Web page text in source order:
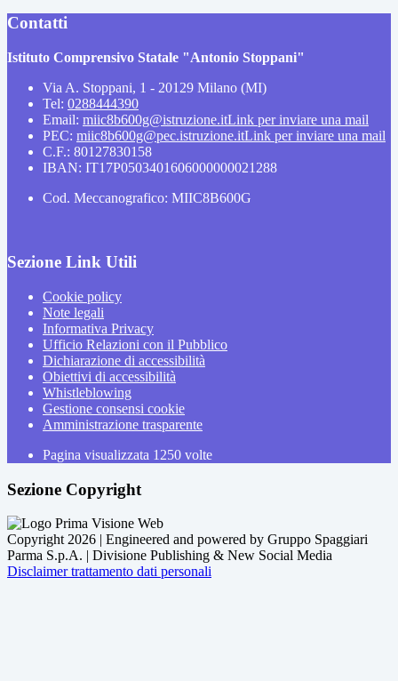
Contatti
Istituto Comprensivo Statale "Antonio Stoppani"
Via A. Stoppani, 1 - 20129 Milano (MI)
Tel: 0288444390
Email: miic8b600g@istruzione.itLink per inviare una mail
PEC: miic8b600g@pec.istruzione.itLink per inviare una mail
C.F.: 80127830158
IBAN: IT17P0503401606000000021288
Cod. Meccanografico: MIIC8B600G
Sezione Link Utili
Cookie policy
Note legali
Informativa Privacy
Ufficio Relazioni con il Pubblico
Dichiarazione di accessibilità
Obiettivi di accessibilità
Whistleblowing
Gestione consensi cookie
Amministrazione trasparente
Pagina visualizzata 1250 volte
Sezione Copyright
Copyright 2026 | Engineered and powered by Gruppo Spaggiari
Parma S.p.A. | Divisione Publishing & New Social Media
Disclaimer trattamento dati personali